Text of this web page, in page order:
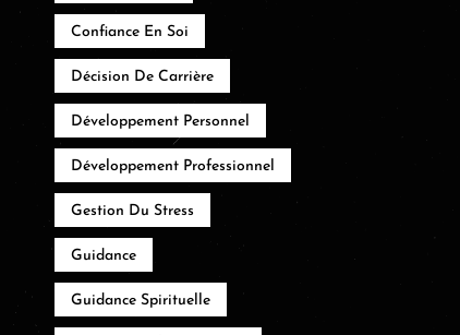
Confiance En Soi
Décision De Carrière
Développement Personnel
Développement Professionnel
Gestion Du Stress
Guidance
Guidance Spirituelle